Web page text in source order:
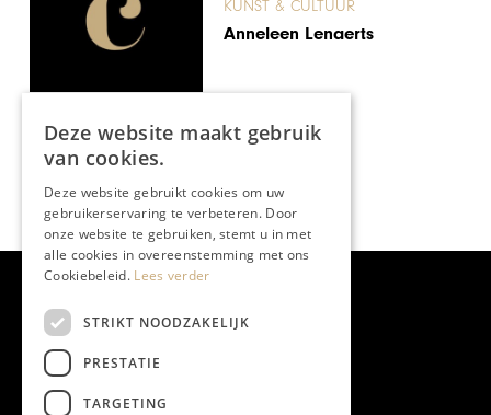
Grote belangstelling voor
expositie David Lynch
Deze website maakt gebruik
van cookies.
Deze website gebruikt cookies om uw
gebruikerservaring te verbeteren. Door
onze website te gebruiken, stemt u in met
alle cookies in overeenstemming met ons
Cookiebeleid. Lees verder
STRIKT NOODZAKELIJK
PRESTATIE
TARGETING